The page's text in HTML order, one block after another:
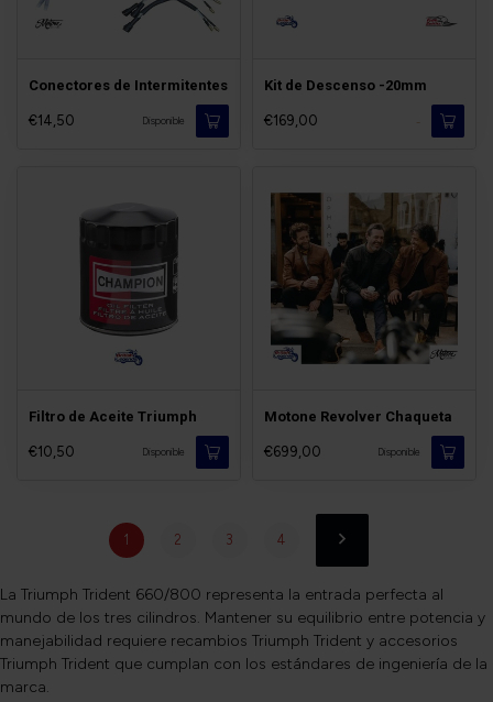
Conectores de Intermitentes
€14,50 Disponible
Kit de Descenso -20mm
€169,00 -
Filtro de Aceite Triumph
€10,50 Disponible
Motone Revolver Chaqueta
€699,00 Disponible
1 2 3 4
La Triumph Trident 660/800 representa la entrada perfecta al
mundo de los tres cilindros. Mantener su equilibrio entre potencia y
manejabilidad requiere recambios Triumph Trident y accesorios
Triumph Trident que cumplan con los estándares de ingeniería de la
marca.